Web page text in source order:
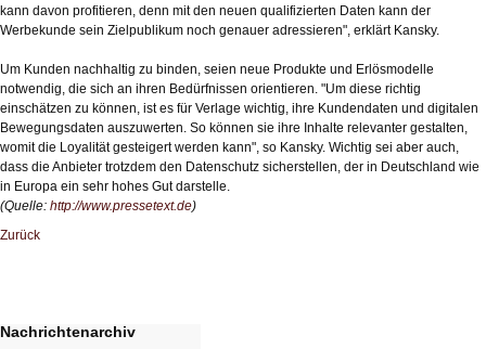
kann davon profitieren, denn mit den neuen qualifizierten Daten kann der
Werbekunde sein Zielpublikum noch genauer adressieren", erklärt Kansky.
Um Kunden nachhaltig zu binden, seien neue Produkte und Erlösmodelle
notwendig, die sich an ihren Bedürfnissen orientieren. "Um diese richtig
einschätzen zu können, ist es für Verlage wichtig, ihre Kundendaten und digitalen
Bewegungsdaten auszuwerten. So können sie ihre Inhalte relevanter gestalten,
womit die Loyalität gesteigert werden kann", so Kansky. Wichtig sei aber auch,
dass die Anbieter trotzdem den Datenschutz sicherstellen, der in Deutschland wie
in Europa ein sehr hohes Gut darstelle.
(Quelle: http://www.pressetext.de)
Zurück
Nachrichtenarchiv